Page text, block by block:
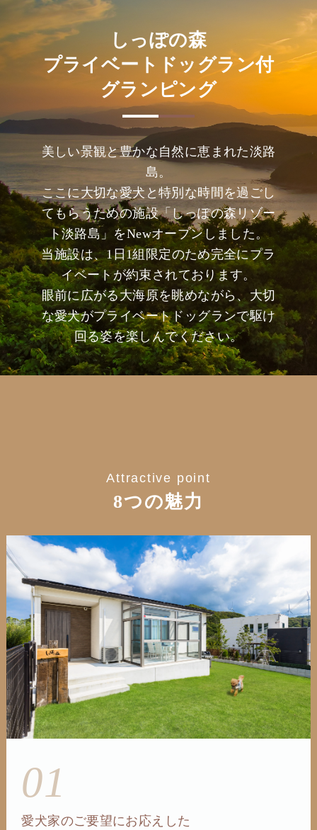
しっぽの森
プライベートドッグラン付
グランピング
美しい景観と豊かな自然に恵まれた淡路
島。
ここに大切な愛犬と特別な時間を過ごし
てもらうための施設「しっぽの森リゾー
ト淡路島」をNewオープンしました。
当施設は、1日1組限定のため完全にプラ
イベートが約束されております。
眼前に広がる大海原を眺めながら、大切
な愛犬がプライベートドッグランで駆け
回る姿を楽しんでください。
Attractive point
8つの魅力
01
愛犬家のご要望にお応えした